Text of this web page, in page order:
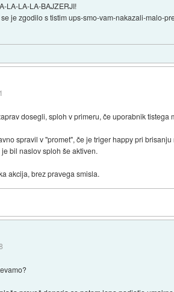
LA-LA-LA-BAJZERJI!
je zgodilo s tistim ups-smo-vam-nakazali-malo-
dosegli, sploh v primeru, če uporabnik tistega
spravil v "promet", če je triger happy pri
bil naslov sploh še aktiven.
akcija, brez pravega smisla.